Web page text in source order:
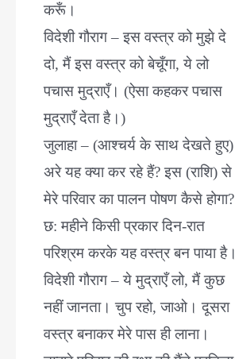
करूँ।
विदेशी गौराग – इस वस्त्र को मुझे दे
दो, मैं इस वस्त्र को बेचूँगा, ये लो
पचास मुद्राएँ। (ऐसा कहकर पचास
मुद्राएँ देता है।)
जुलाहा – (आश्चर्य के साथ देखते हुए)
अरे यह क्या कर रहे हैं? इस (राशि) से
मेरे परिवार का पालन पोषण कैसे होगा?
छ: महीने किसी प्रकार दिन-रात
परिश्रम करके यह वस्त्र बन पाया है।
विदेशी गौराग – ये मुद्राएँ लो, मैं कुछ
नहीं जानता। चुप रहो, जाओ। दूसरा
वस्त्र बनाकर मेरे पास ही लाना।